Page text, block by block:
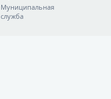
Муниципальная
служба